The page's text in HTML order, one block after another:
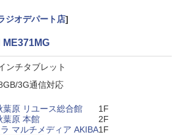
ジオデパート店]
ンチタブレット
3G通信対応
葉原 リユース総合館
1F
葉原 本館
2F
マルチメディア AKIBA1F